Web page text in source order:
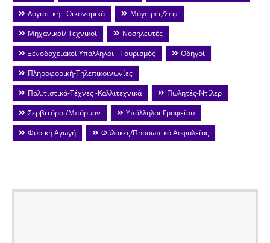
Λογιστική - Οικονομικά
Μάγειρες/Σεφ
Μηχανικοί/ Τεχνικοί
Νοσηλευτές
Ξενοδοχειακοί Υπάλληλοι - Τουρισμός
Οδηγοί
Πληροφορική-Τηλεπικοινωνίες
Πολιτιστικά-Τέχνες -Καλλιτεχνικά
Πωλητές-Ντίλερ
Σερβιτόροι/Μπάρμαν
Υπάλληλοι Γραφείου
Φυσική Αγωγή
Φύλακες/Προσωπικό Ασφαλείας